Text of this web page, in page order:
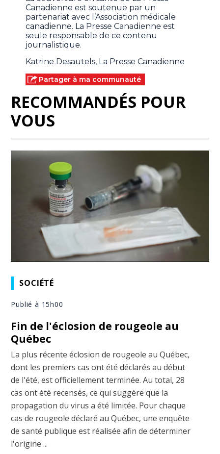
Canadienne est soutenue par un
partenariat avec l’Association médicale
canadienne. La Presse Canadienne est
seule responsable de ce contenu
journalistique.
Katrine Desautels, La Presse Canadienne
Partager à ma communauté
RECOMMANDÉS POUR
VOUS
SOCIÉTÉ
Publié à 15h00
Fin de l'éclosion de rougeole au
Québec
La plus récente éclosion de rougeole au Québec,
dont les premiers cas ont été déclarés au début
de l'été, est officiellement terminée. Au total, 28
cas ont été recensés, ce qui suggère que la
propagation du virus a été limitée. Pour chaque
cas de rougeole déclaré au Québec, une enquête
de santé publique est réalisée afin de déterminer
l'origine ...